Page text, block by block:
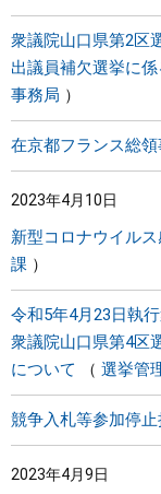
衆議院山口県第2区
出議員補欠選挙に
事務局
在京都フランス総
2023年4月10日
新型コロナウイル
課
令和5年4月23日執
衆議院山口県第4区
について
選挙管
競争入札等参加停
2023年4月9日